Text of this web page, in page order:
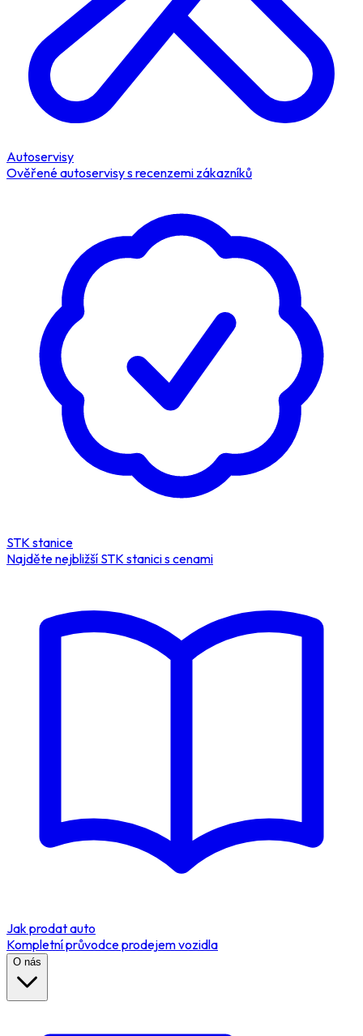
Autoservisy
Ověřené autoservisy s recenzemi zákazníků
STK stanice
Najděte nejbližší STK stanici s cenami
Jak prodat auto
Kompletní průvodce prodejem vozidla
O nás